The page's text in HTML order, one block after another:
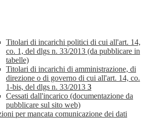
Titolari di incarichi politici di cui all'art. 14,
co. 1, del dlgs n. 33/2013 (da pubblicare in
tabelle)
Titolari di incarichi di amministrazione, di
direzione o di governo di cui all'art. 14, co.
1-bis, del dlgs n. 33/2013 3
Cessati dall'incarico (documentazione da
pubblicare sul sito web)
per mancata comunicazione dei dati